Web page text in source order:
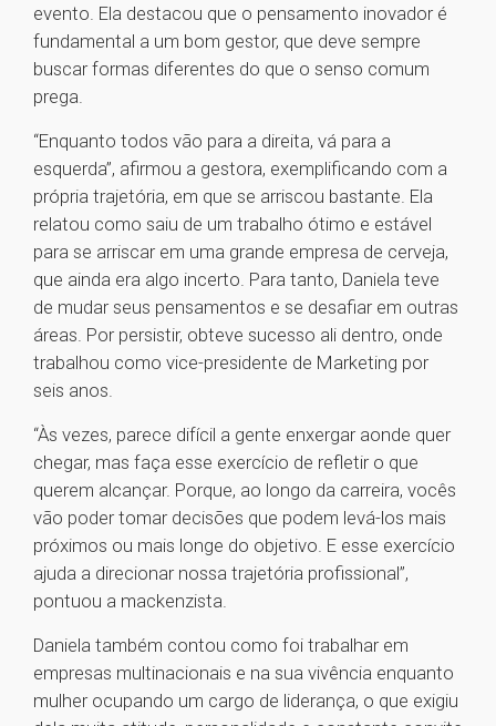
evento. Ela destacou que o pensamento inovador é
fundamental a um bom gestor, que deve sempre
buscar formas diferentes do que o senso comum
prega.
“Enquanto todos vão para a direita, vá para a
esquerda”, afirmou a gestora, exemplificando com a
própria trajetória, em que se arriscou bastante. Ela
relatou como saiu de um trabalho ótimo e estável
para se arriscar em uma grande empresa de cerveja,
que ainda era algo incerto. Para tanto, Daniela teve
de mudar seus pensamentos e se desafiar em outras
áreas. Por persistir, obteve sucesso ali dentro, onde
trabalhou como vice-presidente de Marketing por
seis anos.
“Às vezes, parece difícil a gente enxergar aonde quer
chegar, mas faça esse exercício de refletir o que
querem alcançar. Porque, ao longo da carreira, vocês
vão poder tomar decisões que podem levá-los mais
próximos ou mais longe do objetivo. E esse exercício
ajuda a direcionar nossa trajetória profissional”,
pontuou a mackenzista.
Daniela também contou como foi trabalhar em
empresas multinacionais e na sua vivência enquanto
mulher ocupando um cargo de liderança, o que exigiu